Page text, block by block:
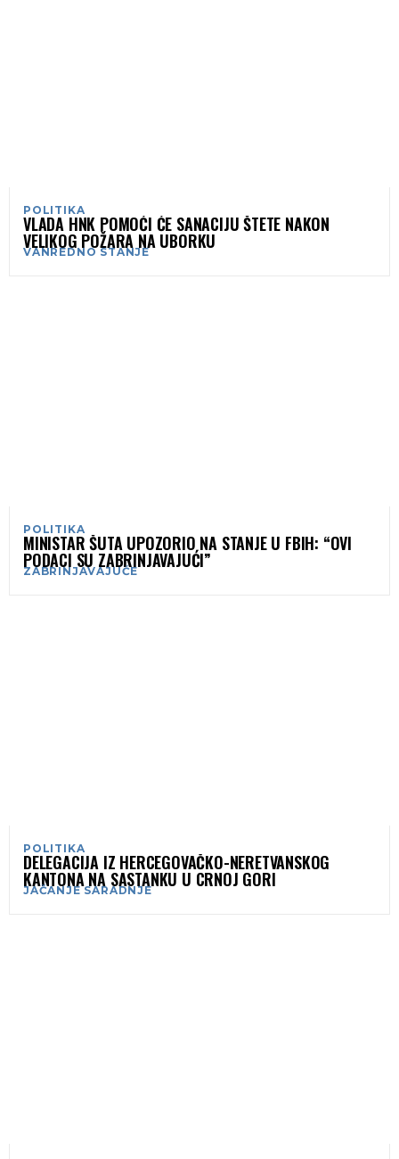
POLITIKA
VLADA HNK POMOĆI ĆE SANACIJU ŠTETE NAKON
VELIKOG POŽARA NA UBORKU
VANREDNO STANJE
POLITIKA
MINISTAR ŠUTA UPOZORIO NA STANJE U FBIH: “OVI
PODACI SU ZABRINJAVAJUĆI”
ZABRINJAVAJUĆE
POLITIKA
DELEGACIJA IZ HERCEGOVAČKO-NERETVANSKOG
KANTONA NA SASTANKU U CRNOJ GORI
JAČANJE SARADNJE